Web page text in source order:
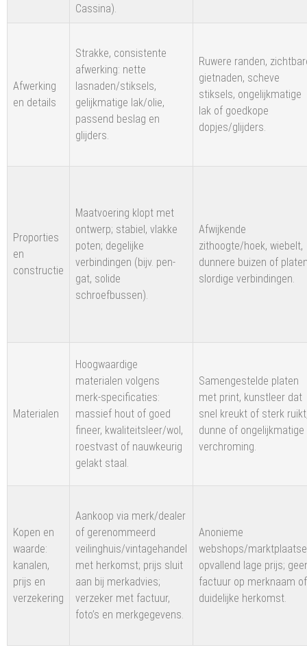
Cassina).
Afwerking
en details
Strakke, consistente
afwerking: nette
lasnaden/stiksels,
gelijkmatige lak/olie,
passend beslag en
glijders.
Ruwere randen,
gietnaden, scheve
stiksels, ongelijkmatige
lak of goedkope
dopjes/glijders.
Proporties
en
constructie
Maatvoering klopt met
ontwerp; stabiel, vlakke
poten; degelijke
verbindingen (bijv. pen-
gat, solide
schroefbussen).
Afwijkende
zithoogte/hoek, wiebelt,
dunnere buizen of
slordige verbindingen.
Materialen
Hoogwaardige
materialen volgens
merk-specificaties:
massief hout of goed
fineer, kwaliteitsleer/wol,
roestvast of nauwkeurig
gelakt staal.
Samengestelde platen
met print, kunstleer dat
snel kreukt of sterk
dunne of ongelijkmatige
verchroming.
Kopen en
waarde:
kanalen,
prijs en
verzekering
Aankoop via merk/dealer
of gerenommeerd
veilinghuis/vintagehandel
met herkomst; prijs sluit
aan bij merkadvies;
verzeker met factuur,
foto’s en merkgegevens.
Anonieme
webshops/
opvallend lage prijs;
factuur op merknaam of
duidelijke herkomst.